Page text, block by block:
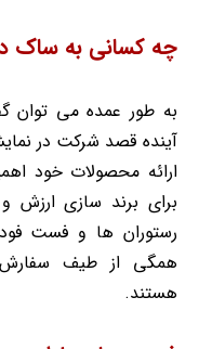
چه کسانی به ساک
به طور عمده می توان
آینده قصد شرکت در
ارائه محصولات خود
برای برند سازی ارزش
رستوران ها و فست
همگی از طیف
هستند.